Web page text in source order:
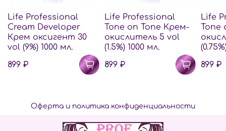
Life Professional
Cream Developer
Крем оксигент 30
vol (9%) 1000 мл.
899 ₽
Life Professional
Tone on Tone Крем-
окислитель 5 vol
(1.5%) 1000 мл.
899 ₽
Life
Tone
899 ₽
Оферта и политика конфиденциальности